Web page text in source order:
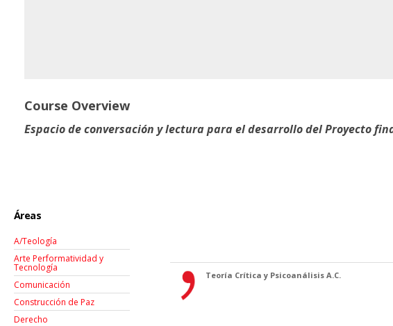
Course Overview
Espacio de conversación y lectura para el desarrollo del Proyecto
Áreas
A/Teología
Arte Performatividad y
Tecnología
Comunicación
Construcción de Paz
Derecho
Teoría Crítica y Psicoanálisis A.C.